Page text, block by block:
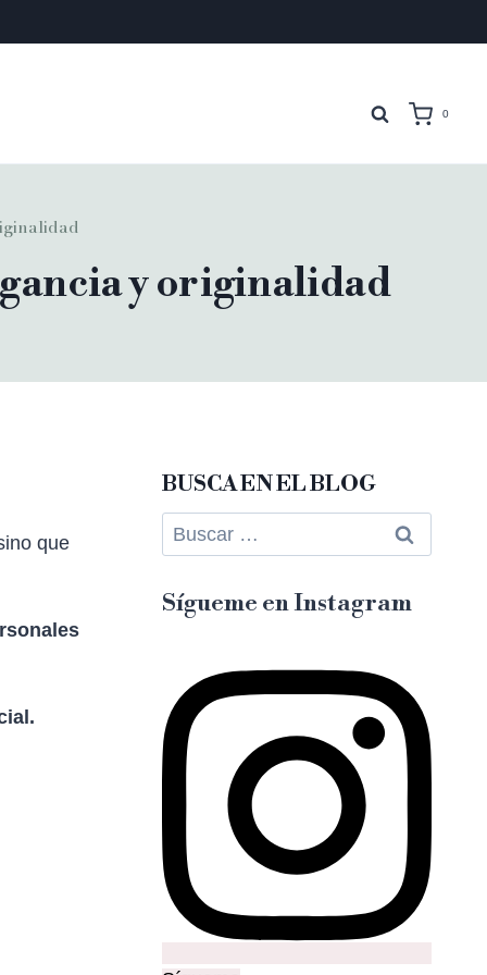
0
y originalidad
que
BUSCA EN EL BLOG
Sígueme en Instagram